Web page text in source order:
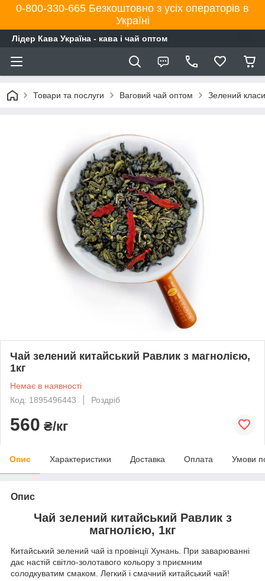
0-800-330-665 Безкоштовно з усіх операторів в
Україні
Лідер Кава Україна - кава і чай оптом
Товари та послуги Ваговий чай оптом Зелений
Чай зелений китайський Равлик з магнолією,
1кг
Немає в наявності
Код: 1895496443
Роздріб
560 ₴/кг
Опис Характеристики Доставка Оплата Умови
Опис
Чай зелений китайський Равлик з
магнолією, 1кг
Китайський зелений чай із провінції Хунань. При заварюванні
дає настій світло-золотавого кольору з приємним
солодкуватим смаком. Легкий і смачний китайський чай!